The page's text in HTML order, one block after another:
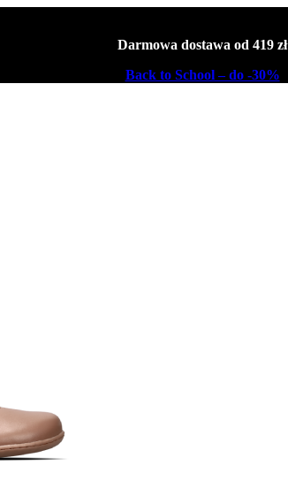
Darmowa dostawa od 419 zł
Back to School – do -30%